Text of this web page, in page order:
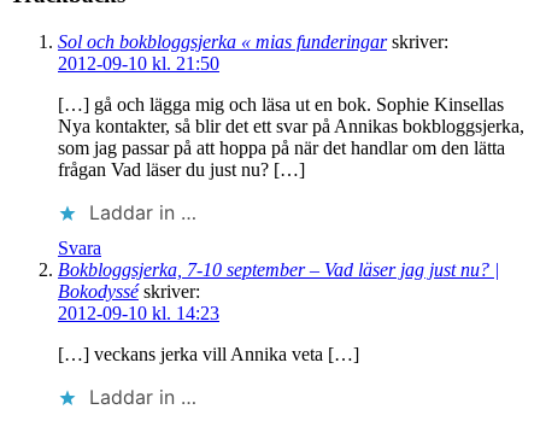
Sol och bokbloggsjerka « mias funderingar skriver:
2012-09-10 kl. 21:50
[…] gå och lägga mig och läsa ut en bok. Sophie Kinsellas
Nya kontakter, så blir det ett svar på Annikas bokbloggsjerka,
som jag passar på att hoppa på när det handlar om den lätta
frågan Vad läser du just nu? […]
Laddar in …
Svara
Bokbloggsjerka, 7-10 september – Vad läser jag just nu? |
Bokodyssé skriver:
2012-09-10 kl. 14:23
[…] veckans jerka vill Annika veta […]
Laddar in …